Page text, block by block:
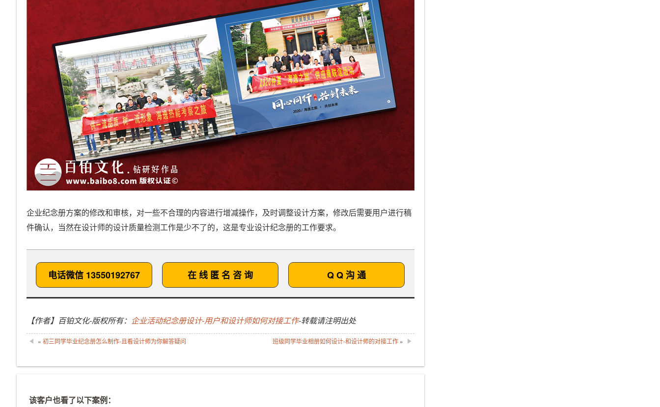
企业纪念册方案的修改和审核，对一些不合理的内容进行增减操作，及时调整设计方案，修改后需要用户进行稿
件确认，当然在设计师的设计质量检测工作是少不了的，这是专业设计纪念册的工作要求。
电话微信 13550192767 在 线 匿 名 咨 询 Q Q 沟 通
【作者】百铂文化-版权所有： 企业活动纪念册设计-用户和设计师如何对接工作-转载请注明出处
« 初三同学毕业纪念册怎么制作-且看设计师为你解答疑问 班级同学毕业相册如何设计-和设计师的对接工作»
该客户也看了以下案例：